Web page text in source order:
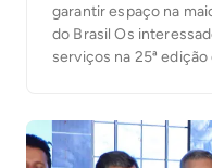
garantir espaço na
do Brasil Os
serviços na 25ª
adesão foi prorrogado